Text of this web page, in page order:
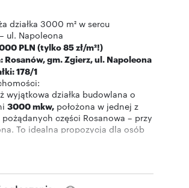
działka 3000 m² w sercu
ul. Napoleona
PLN (tylko 85 zł/m²!)
Rosanów, gm. Zgierz, ul. Napoleona
178/1
wyjątkowa działka budowlana o
3000 mkw, położona w jednej z
części Rosanowa – przy
To idealna propozycja dla osób
rezygnacji z szybkiego dojazdu do
miejskiej.
atuty: